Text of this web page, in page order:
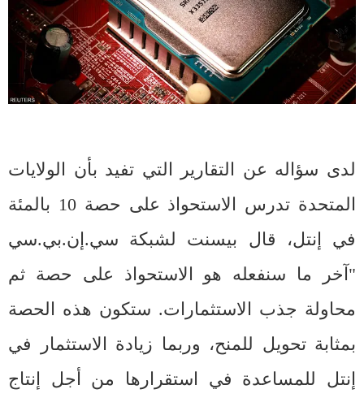
لدى سؤاله عن التقارير التي تفيد بأن الولايات
المتحدة تدرس الاستحواذ على حصة 10 بالمئة
في إنتل، قال بيسنت لشبكة سي.إن.بي.سي
"آخر ما سنفعله هو الاستحواذ على حصة ثم
محاولة جذب الاستثمارات. ستكون هذه الحصة
بمثابة تحويل للمنح، وربما زيادة الاستثمار في
إنتل للمساعدة في استقرارها من أجل إنتاج